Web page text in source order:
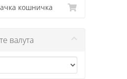
кошничка
валута